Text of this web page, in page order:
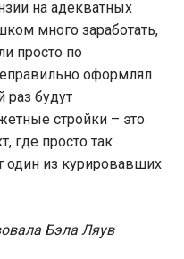
на адекватных
много заработать,
просто по
оформлял
будут
стройки – это
где просто так
один из курировавших
Бэла Ляув